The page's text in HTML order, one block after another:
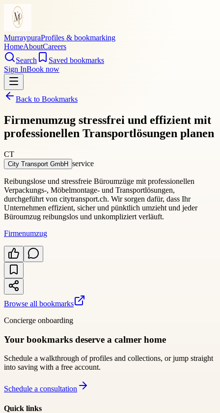
MurraypuraProfiles & bookmarking
HomeAboutCareers
Search
Saved bookmarks
Sign InBook now
Back to Bookmarks
Firmenumzug stressfrei und effizient mit
professionellen Transportlösungen planen
CT
City Transport GmbH service
Reibungslose und stressfreie Büroumzüge mit professionellen
Verpackungs-, Möbelmontage- und Transportlösungen,
durchgeführt von citytransport.ch. Wir sorgen dafür, dass Ihr
Unternehmen effizient, sicher und pünktlich umzieht und jeder
Büroumzug reibungslos und unkompliziert verläuft.
Firmenumzug
Browse all bookmarks
Concierge onboarding
Your bookmarks deserve a calmer home
Schedule a walkthrough of profiles and collections, or jump straight
into saving with a free account.
Schedule a consultation
Quick links